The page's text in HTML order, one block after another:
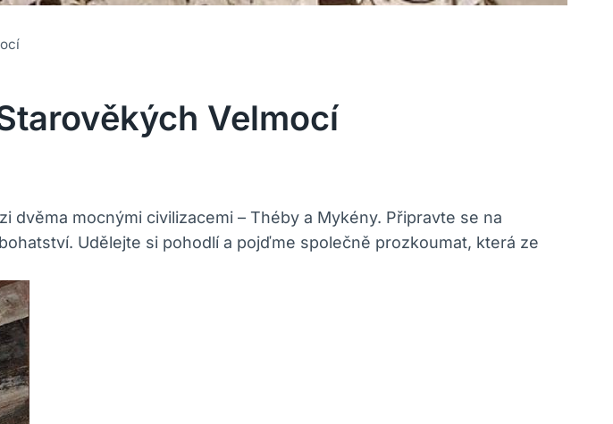
Velmocí
mocnými civilizacemi – Théby a Mykény. Připravte se na
Udělejte si pohodlí a pojďme společně prozkoumat, která ze